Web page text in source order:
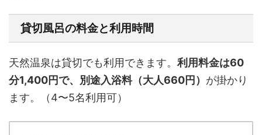
貸切風呂の料金と利用時間
天然温泉は貸切でも利用できます。 利用料金は60
分1,400円で、別途入浴料（大人660円） が掛かり
ます。（4〜5名利用可）